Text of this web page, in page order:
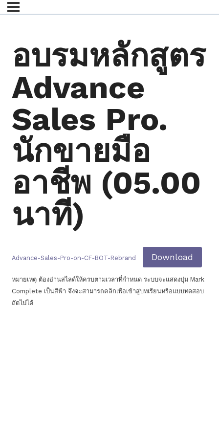
อบรมหลักสูตร
Advance
Sales Pro.
นักขายมือ
อาชีพ (05.00
นาที)
Advance-Sales-Pro-on-CF-BOT-Rebrand Download
หมายเหตุ ต้องอ่านสไลด์ให้ครบตามเวลาที่กำหนด ระบบจะแสดงปุ่ม Mark
Complete เป็นสีฟ้า จึงจะสามารถคลิกเพื่อเข้าสู่บทเรียนหรือแบบทดสอบ
ถัดไปได้